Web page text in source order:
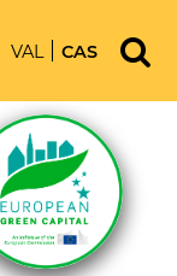
VAL CAS